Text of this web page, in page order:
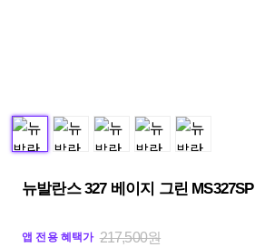
뉴발란스 327 베이지 그린 MS327SP
앱 전용 혜택가 217,500원